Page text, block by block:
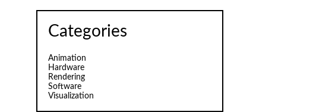
Categories
Animation
Hardware
Rendering
Software
Visualization